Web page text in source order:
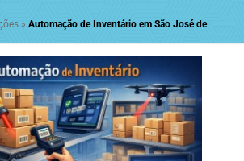
»Automação de Inventário em São José de